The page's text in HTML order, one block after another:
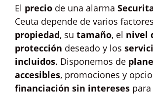
El precio de una alarma
Ceuta depende de varios
propiedad, su tamaño, el nivel
protección deseado y los
incluidos. Disponemos de
accesibles, promociones y
financiación sin intereses